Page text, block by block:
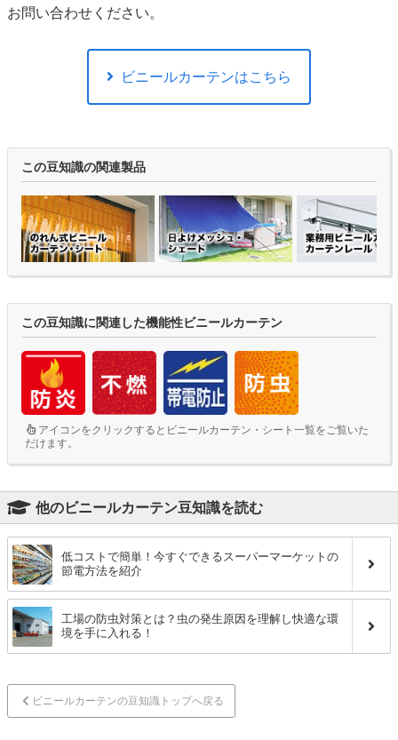
お問い合わせください。
ビニールカーテンはこちら
この豆知識の関連製品
この豆知識に関連した機能性ビニールカーテン
アイコンをクリックするとビニールカーテン・シート一覧をご覧いた
だけます。
他のビニールカーテン豆知識を読む
低コストで簡単！今すぐできるスーパーマーケットの
節電方法を紹介
工場の防虫対策とは？虫の発生原因を理解し快適な環
境を手に入れる！
ビニールカーテンの豆知識トップへ戻る